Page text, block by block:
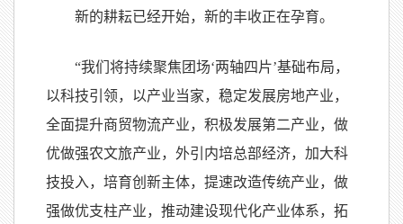
新的耕耘已经开始，新的丰收正在孕育。
“我们将持续聚焦团场‘两轴四片’基础布局，
以科技引领，以产业当家，稳定发展房地产业，
全面提升商贸物流产业，积极发展第二产业，做
优做强农文旅产业，外引内培总部经济，加大科
技投入，培育创新主体，提速改造传统产业，做
强做优支柱产业，推动建设现代化产业体系，拓